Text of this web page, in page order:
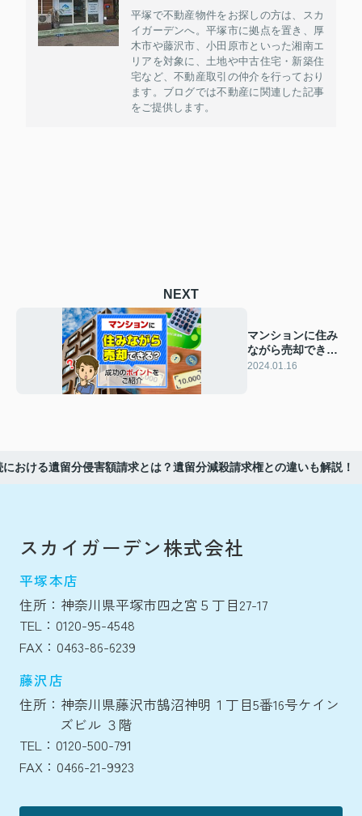
平塚で不動産物件をお探しの方は、スカ
イガーデンへ。平塚市に拠点を置き、厚
木市や藤沢市、小田原市といった湘南エ
リアを対象に、土地や中古住宅・新築住
宅など、不動産取引の仲介を行っており
ます。ブログでは不動産に関連した記事
をご提供します。
NEXT
マンションに住み
ながら売却でき
る？成功のポイン
2024.01.16
における遺留分侵害額請求とは？遺留分減殺請求権との違いも解説！
スカイガーデン株式会社
平塚本店
住所：神奈川県平塚市四之宮５丁目27-17
TEL：0120-95-4548
FAX：0463-86-6239
藤沢店
住所：神奈川県藤沢市鵠沼神明１丁目5番16号ケイン
ズビル ３階
TEL：0120-500-791
FAX：0466-21-9923